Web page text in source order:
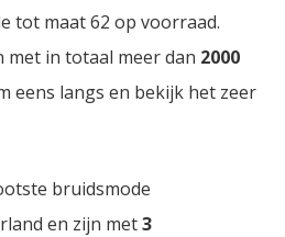
tot maat 62 op voorraad.
met in totaal meer dan 2000
eens langs en bekijk het zeer
bruidsmode
en zijn met3